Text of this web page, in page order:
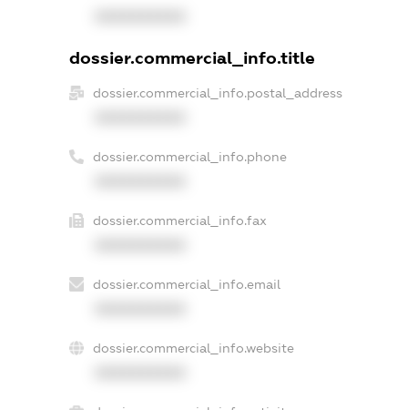
dossier.commercial_info.title
dossier.commercial_info.postal_address
dossier.commercial_info.phone
dossier.commercial_info.fax
dossier.commercial_info.email
dossier.commercial_info.website